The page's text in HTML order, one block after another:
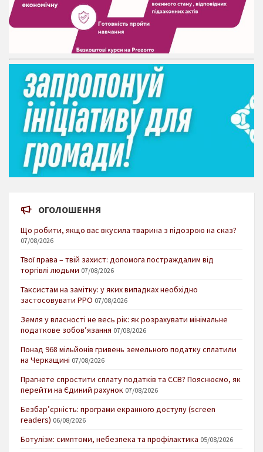
ОГОЛОШЕННЯ
Що робити, якщо вас вкусила тварина з підозрою на сказ?
07/08/2026
Твої права – твій захист: допомога постраждалим від
торгівлі людьми 07/08/2026
Таксистам на замітку: у яких випадках необхідно
застосовувати РРО 07/08/2026
Земля у власності не весь рік: як розрахувати мінімальне
податкове зобов’язання 07/08/2026
Понад 968 мільйонів гривень земельного податку сплатили
на Черкащині 07/08/2026
Прагнете спростити сплату податків та ЄСВ? Пояснюємо, як
перейти на Єдиний рахунок 07/08/2026
Безбар’єрність: програми екранного доступу (screen
readers) 06/08/2026
Ботулізм: симптоми, небезпека та профілактика 05/08/2026